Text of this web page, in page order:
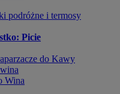
podróżne i termosy
Picie
do Kawy
Wina